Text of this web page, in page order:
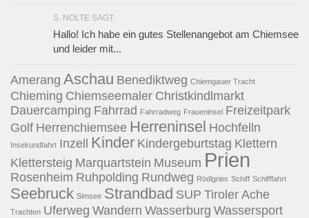
S. NOLTE SAGT:
Hallo! Ich habe ein gutes Stellenangebot am Chiemsee
und leider mit...
Amerang Aschau Benediktweg Chiemgauer Tracht
Chieming Chiemseemaler Christkindlmarkt
Dauercamping Fahrrad Fahrradweg Fraueninsel Freizeitpark
Golf Herrenchiemsee Herreninsel Hochfelln
Inselrundfahrt Inzell Kinder Kindergeburtstag Klettern
Klettersteig Marquartstein Museum Prien
Rosenheim Ruhpolding Rundweg Rödlgries Schiff Schifffahrt
Seebruck Simsee Strandbad SUP Tiroler Ache
Trachten Uferweg Wandern Wasserburg Wassersport